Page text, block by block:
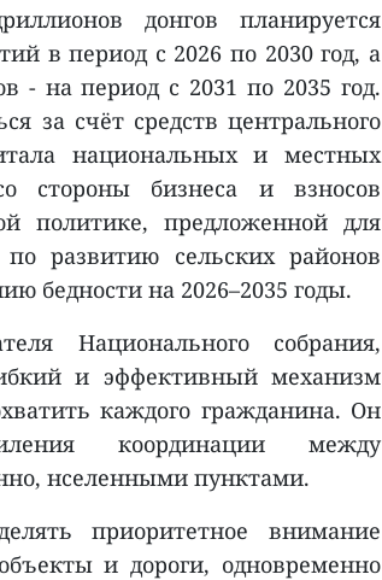
донгов планируется
в период с 2026 по 2030 год, а
- на период с 2031 по 2035 год.
за счёт средств центрального
национальных и местных
стороны бизнеса и взносов
политике, предложенной для
развитию сельских районов
бедности на 2026–2035 годы.
Национального собрания,
и эффективный механизм
каждого гражданина. Он
координации между
нселенными пунктами.
приоритетное внимание
и дороги, одновременно